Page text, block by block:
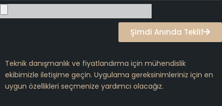
Şimdi Anında Teklif
Teknik danışmanlık ve fiyatlandırma için mühendislik
ekibimizle iletişime geçin. Uygulama gereksinimleriniz için en
uygun özellikleri seçmenize yardımcı olacağız.